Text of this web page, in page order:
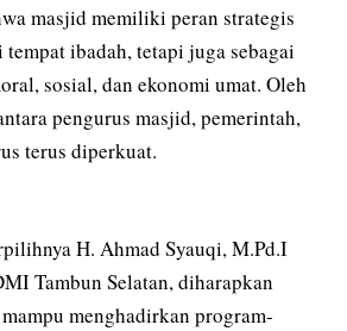
masjid memiliki peran strategis
tempat ibadah, tetapi juga sebagai
sosial, dan ekonomi umat. Oleh
pengurus masjid, pemerintah,
terus diperkuat.
H. Ahmad Syauqi, M.Pd.I
Tambun Selatan, diharapkan
menghadirkan program-